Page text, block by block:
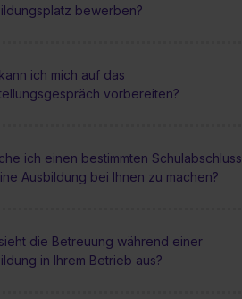
bewerben?
ich mich auf das
vorbereiten?
ich einen bestimmten Schulabschluss,
Ausbildung bei Ihnen zu machen?
die Betreuung während einer
in Ihrem Betrieb aus?